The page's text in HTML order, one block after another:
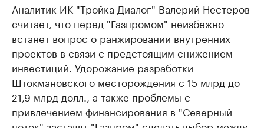
Аналитик ИК "Тройка Диалог" Валерий Нестеров
считает, что перед "Газпромом" неизбежно
встанет вопрос о ранжировании внутренних
проектов в связи с предстоящим снижением
инвестиций. Удорожание разработки
Штокмановского месторождения с 15 млрд до
21,9 млрд долл., а также проблемы с
привлечением финансирования в "Северный